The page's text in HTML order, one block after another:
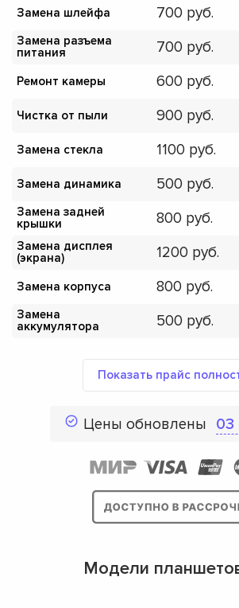
Замена шлейфа 700
Замена разъема
питания
700
Ремонт камеры 600
Чистка от пыли 900
Замена стекла 1100
Замена динамика 500
Замена задней
крышки
800
Замена дисплея
(экрана)
1200
Замена корпуса 800
Замена
аккумулятора
500
Показать прайс
Цены обновлены 03
Модели